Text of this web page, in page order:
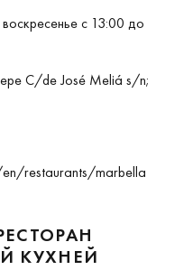
с 13:00 до
C/de José Meliá s/n;
restaurants/marbella
КУХНЕЙ